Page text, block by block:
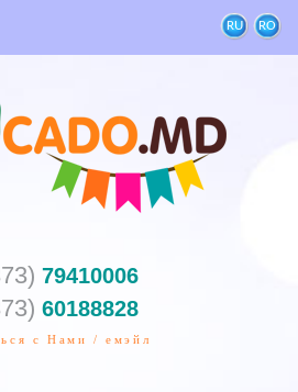
RU RO
79410006
60188828
с Нами / емэйл